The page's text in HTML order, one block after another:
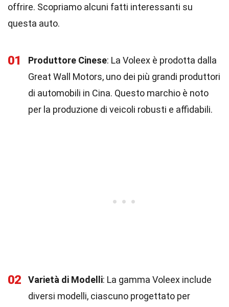
offrire. Scopriamo alcuni fatti interessanti su
questa auto.
01 Produttore Cinese: La Voleex è prodotta dalla
Great Wall Motors, uno dei più grandi produttori
di automobili in Cina. Questo marchio è noto
per la produzione di veicoli robusti e affidabili.
02 Varietà di Modelli: La gamma Voleex include
diversi modelli, ciascuno progettato per